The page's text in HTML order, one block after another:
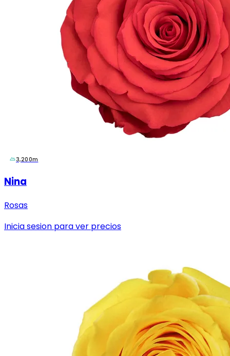
3,200m
Nina
Rosas
Inicia sesion para ver precios